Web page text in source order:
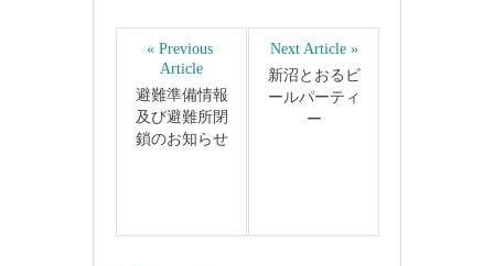
« Previous
Article
避難準備情報
及び避難所閉
鎖のお知らせ
Next Article »
新沼とおるビ
ールパーティ
ー